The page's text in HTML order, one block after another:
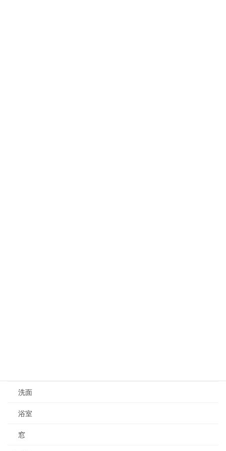
洗面
浴室
窓